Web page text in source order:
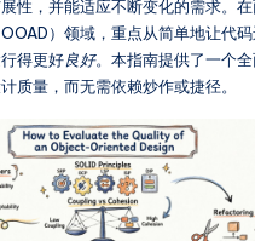
性，并能适应不断变化的需求。
）领域，重点从简单地让代码
得更好良好。本指南提供了一个
质量，而无需依赖炒作或捷径。